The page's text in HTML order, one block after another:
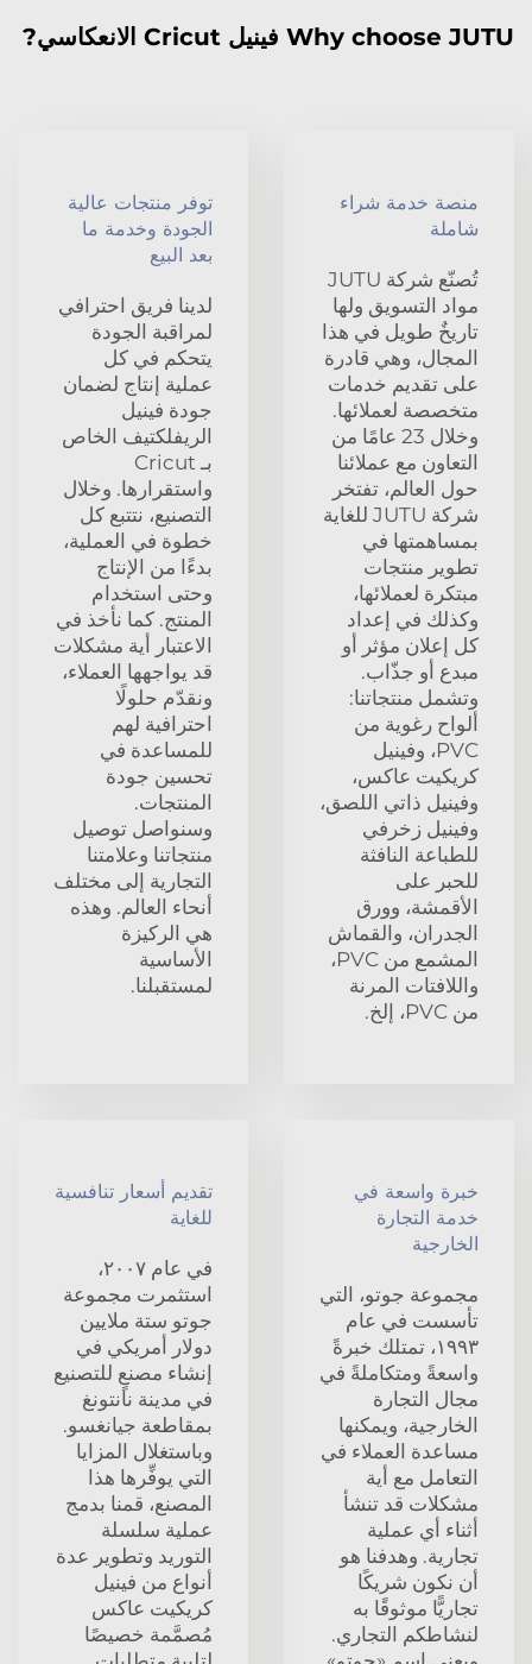
Why choose JUTU فينيل Cricut الانعكاسي?
منصة خدمة شراء
شاملة
تُصنّع شركة JUTU
مواد التسويق ولها
تاريخٌ طويل في هذا
المجال، وهي قادرة
على تقديم خدمات
متخصصة لعملائها.
وخلال 23 عامًا من
التعاون مع عملائنا
حول العالم، تفتخر
شركة JUTU للغاية
بمساهمتها في
تطوير منتجات
مبتكرة لعملائها،
وكذلك في إعداد
كل إعلان مؤثر أو
مبدع أو جذّاب.
وتشمل منتجاتنا:
ألواح رغوية من
PVC، وفينيل
كريكيت عاكس،
وفينيل ذاتي اللصق،
وفينيل زخرفي
للطباعة النافثة
للحبر على
الأقمشة، وورق
الجدران، والقماش
المشمع من PVC،
واللافتات المرنة
من PVC، إلخ.
توفر منتجات عالية
الجودة وخدمة ما
بعد البيع
لدينا فريق احترافي
لمراقبة الجودة
يتحكم في كل
عملية إنتاج لضمان
جودة فينيل
الريفلكتيف الخاص
بـ Cricut
واستقرارها. وخلال
التصنيع، نتتبع كل
خطوة في العملية،
بدءًا من الإنتاج
وحتى استخدام
المنتج. كما نأخذ في
الاعتبار أية مشكلات
قد يواجهها العملاء،
ونقدّم حلولًا
احترافية لهم
للمساعدة في
تحسين جودة
المنتجات.
وسنواصل توصيل
منتجاتنا وعلامتنا
التجارية إلى مختلف
أنحاء العالم. وهذه
هي الركيزة
الأساسية
لمستقبلنا.
خبرة واسعة في
خدمة التجارة
الخارجية
مجموعة جوتو، التي
تأسست في عام
١٩٩٣، تمتلك خبرةً
واسعةً ومتكاملةً في
مجال التجارة
الخارجية، ويمكنها
مساعدة العملاء في
التعامل مع أية
مشكلات قد تنشأ
أثناء أي عملية
تجارية. وهدفنا هو
أن نكون شريكًا
تجاريًّا موثوقًا به
لنشاطكم التجاري.
تقديم أسعار تنافسية
للغاية
في عام ٢٠٠٧،
استثمرت مجموعة
جوتو ستة ملايين
دولار أمريكي في
إنشاء مصنعٍ للتصنيع
في مدينة نانتونغ
بمقاطعة جيانغسو.
وباستغلال المزايا
التي يوفِّرها هذا
المصنع، قمنا بدمج
عملية سلسلة
التوريد وتطوير عدة
أنواع من فينيل
كريكيت عاكس
مُصمَّمة خصيصًا